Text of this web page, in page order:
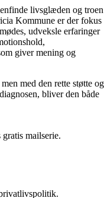
livsglæden og troen
Kommune er der fokus
udveksle erfaringer
giver mening og
med den rette støtte og
bliver den både
mailserie.